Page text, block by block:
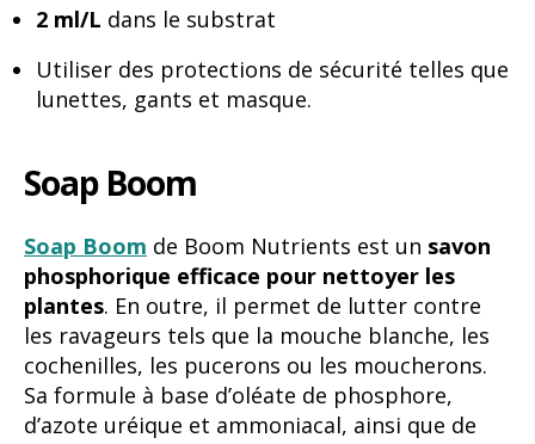
2 ml/L dans le substrat
Utiliser des protections de sécurité telles que
lunettes, gants et masque.
Soap Boom
Soap Boom de Boom Nutrients est un savon
phosphorique efficace pour nettoyer les
plantes. En outre, il permet de lutter contre
les ravageurs tels que la mouche blanche, les
cochenilles, les pucerons ou les moucherons.
Sa formule à base d’oléate de phosphore,
d’azote uréique et ammoniacal, ainsi que de